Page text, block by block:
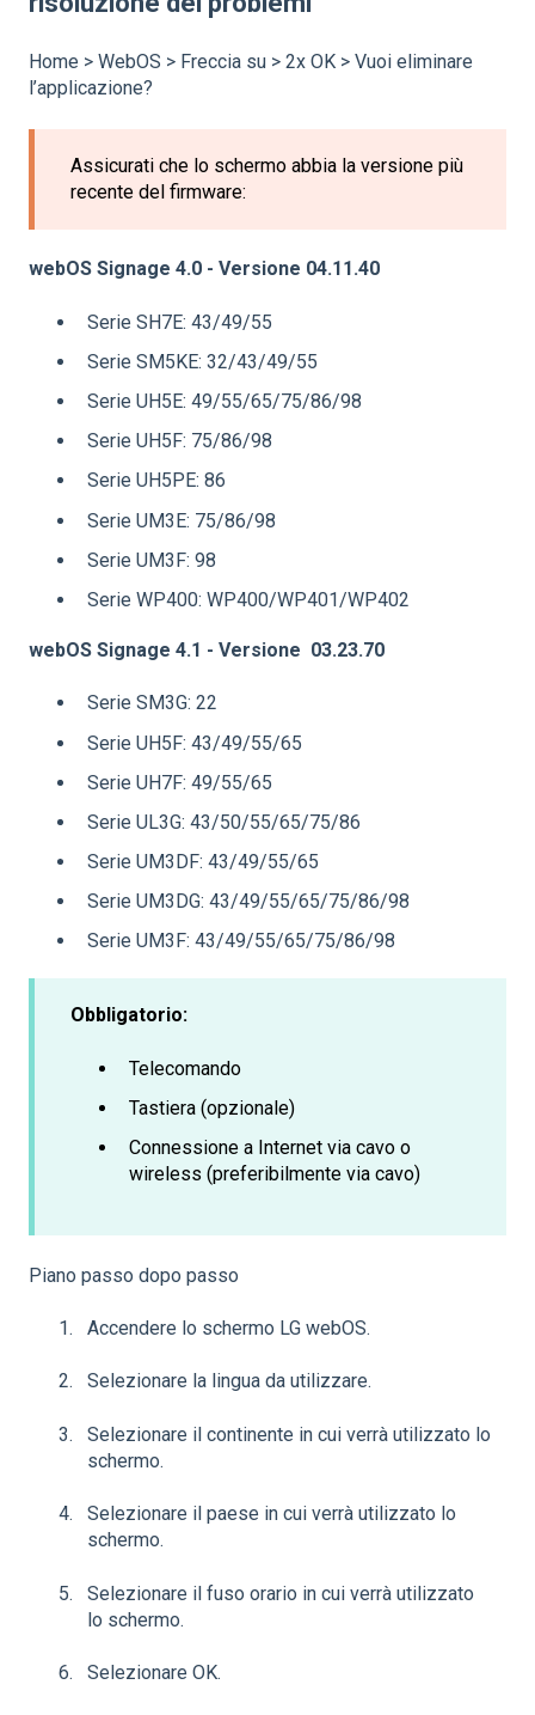
Home > WebOS > Freccia su > 2x OK > Vuoi eliminare
l’applicazione?
Assicurati che lo schermo abbia la versione più
recente del firmware:
webOS Signage 4.0 - Versione 04.11.40
Serie SH7E: 43/49/55
Serie SM5KE: 32/43/49/55
Serie UH5E: 49/55/65/75/86/98
Serie UH5F: 75/86/98
Serie UH5PE: 86
Serie UM3E: 75/86/98
Serie UM3F: 98
Serie WP400: WP400/WP401/WP402
webOS Signage 4.1 - Versione 03.23.70
Serie SM3G: 22
Serie UH5F: 43/49/55/65
Serie UH7F: 49/55/65
Serie UL3G: 43/50/55/65/75/86
Serie UM3DF: 43/49/55/65
Serie UM3DG: 43/49/55/65/75/86/98
Serie UM3F: 43/49/55/65/75/86/98
Obbligatorio:
Telecomando
Tastiera (opzionale)
Connessione a Internet via cavo o
wireless (preferibilmente via cavo)
Piano passo dopo passo
Accendere lo schermo LG webOS.
Selezionare la lingua da utilizzare.
Selezionare il continente in cui verrà utilizzato lo
schermo.
Selezionare il paese in cui verrà utilizzato lo
schermo.
Selezionare il fuso orario in cui verrà utilizzato
lo schermo.
Selezionare OK.